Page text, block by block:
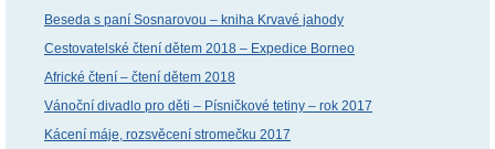
Beseda s paní Sosnarovou – kniha Krvavé jahody
Cestovatelské čtení dětem 2018 – Expedice Borneo
Africké čtení – čtení dětem 2018
Vánoční divadlo pro děti – Písničkové tetiny – rok 2017
Kácení máje, rozsvěcení stromečku 2017